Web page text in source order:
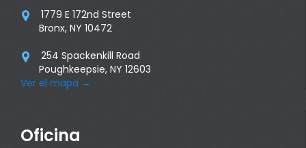

1779 E 172nd Street
Bronx, NY 10472

254 Spackenkill Road
Poughkeepsie, NY 12603
Ver el mapa →
Oficina